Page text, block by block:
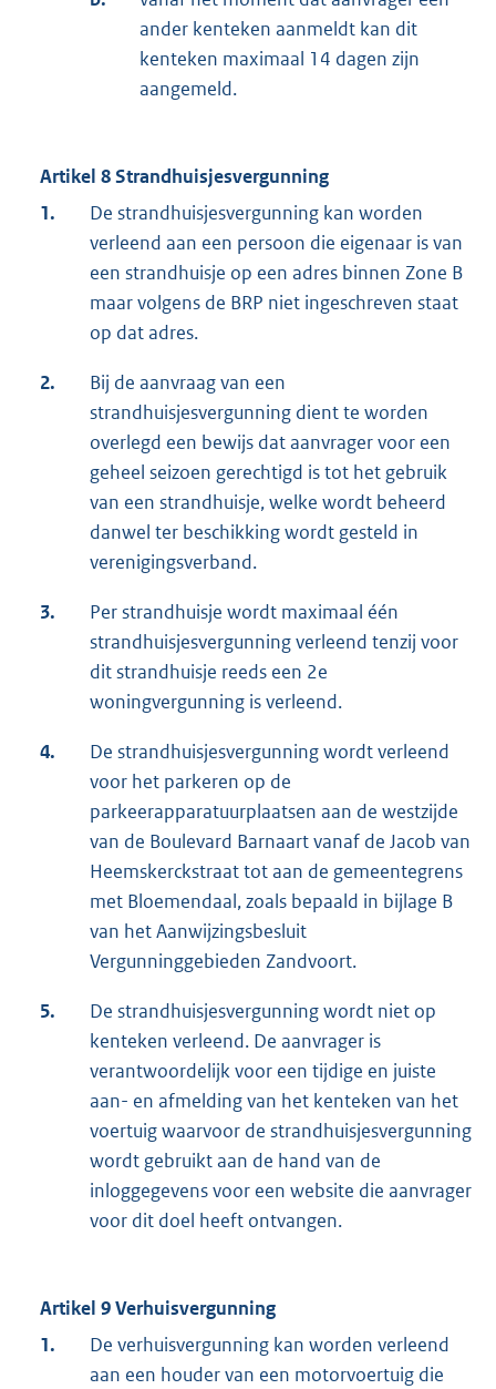
ander kenteken aanmeldt kan dit
kenteken maximaal 14 dagen zijn
aangemeld.
Artikel 8 Strandhuisjesvergunning
1.
De strandhuisjesvergunning kan worden
verleend aan een persoon die eigenaar is van
een strandhuisje op een adres binnen Zone B
maar volgens de BRP niet ingeschreven staat
op dat adres.
2.
Bij de aanvraag van een
strandhuisjesvergunning dient te worden
overlegd een bewijs dat aanvrager voor een
geheel seizoen gerechtigd is tot het gebruik
van een strandhuisje, welke wordt beheerd
danwel ter beschikking wordt gesteld in
verenigingsverband.
3.
Per strandhuisje wordt maximaal één
strandhuisjesvergunning verleend tenzij voor
dit strandhuisje reeds een 2e
woningvergunning is verleend.
4.
De strandhuisjesvergunning wordt verleend
voor het parkeren op de
parkeerapparatuurplaatsen aan de westzijde
van de Boulevard Barnaart vanaf de Jacob van
Heemskerckstraat tot aan de gemeentegrens
met Bloemendaal, zoals bepaald in bijlage B
van het Aanwijzingsbesluit
Vergunninggebieden Zandvoort.
5.
De strandhuisjesvergunning wordt niet op
kenteken verleend. De aanvrager is
verantwoordelijk voor een tijdige en juiste
aan- en afmelding van het kenteken van het
voertuig waarvoor de strandhuisjesvergunning
wordt gebruikt aan de hand van de
inloggegevens voor een website die aanvrager
voor dit doel heeft ontvangen.
Artikel 9 Verhuisvergunning
1.
De verhuisvergunning kan worden verleend
aan een houder van een motorvoertuig die